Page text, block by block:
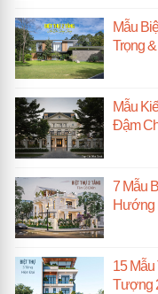
Mẫu
Trọng
Mẫu
Đậm
7 Mẫu
Hướng
15
Tượng